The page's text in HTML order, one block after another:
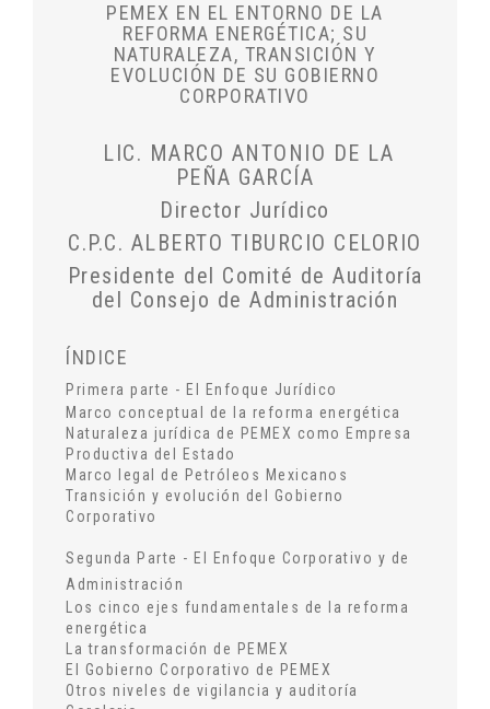
PEMEX EN EL ENTORNO DE LA
REFORMA ENERGÉTICA; SU
NATURALEZA, TRANSICIÓN Y
EVOLUCIÓN DE SU GOBIERNO
CORPORATIVO
LIC. MARCO ANTONIO DE LA
PEÑA GARCÍA
Director Jurídico
C.P.C. ALBERTO TIBURCIO CELORIO
Presidente del Comité de Auditoría
del Consejo de Administración
ÍNDICE
Primera parte - El Enfoque Jurídico
Marco conceptual de la reforma energética
Naturaleza jurídica de PEMEX como Empresa
Productiva del Estado
Marco legal de Petróleos Mexicanos
Transición y evolución del Gobierno
Corporativo
Segunda Parte - El Enfoque Corporativo y de
Administración
Los cinco ejes fundamentales de la reforma
energética
La transformación de PEMEX
El Gobierno Corporativo de PEMEX
Otros niveles de vigilancia y auditoría